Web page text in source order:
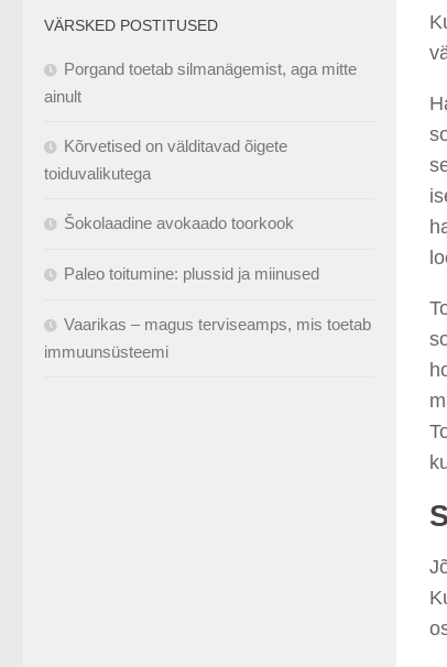
VÄRSKED POSTITUSED
Porgand toetab silmanägemist, aga mitte
ainult
Kõrvetised on välditavad õigete
toiduvalikutega
Šokolaadine avokaado toorkook
Paleo toitumine: plussid ja miinused
Vaarikas – magus terviseamps, mis toetab
immuunsüsteemi